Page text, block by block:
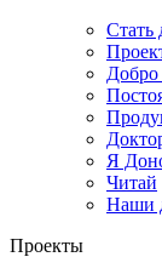
Стать
Добро
Я
Читай
Наши
Проекты